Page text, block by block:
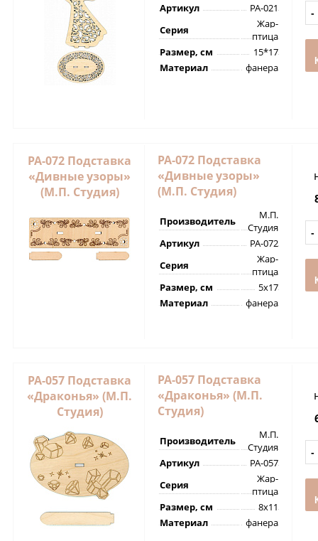
Артикул
РА-021
Серия
Жар-
птица
Размер, см
15*17
Материал
фанера
РА-072 Подставка
«Дивные узоры»
(М.П. Студия)
РА-072 Подставка
«Дивные узоры»
(М.П. Студия)
Производитель
М.П.
Студия
Артикул
РА-072
Серия
Жар-
птица
Размер, см
5х17
Материал
фанера
РА-057 Подставка
«Драконья» (М.П.
Студия)
РА-057 Подставка
«Драконья» (М.П.
Студия)
Производитель
М.П.
Студия
Артикул
РА-057
Серия
Жар-
птица
Размер, см
8х11
Материал
фанера